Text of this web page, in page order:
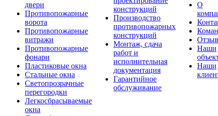
двери
Противопожарные
ворота
Противопожарные
витражи
Противопожарные
фонари
Пластиковые окна
Стальные окна
Светопрозрачные
перегородки
Легкосбрасываемые
окна
конструкций
Производство
противопожарных
конструкций
Монтаж, сдача
работ и
исполнительная
документация
Гарантийное
обслуживание
О
Наши
Наши